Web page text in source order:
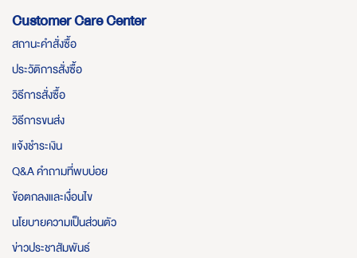
Customer Care Center
สถานะคำสั่งซื้อ
ประวัติการสั่งซื้อ
วิธีการสั่งซื้อ
วิธีการขนส่ง
แจ้งชำระเงิน
Q&A คำถามที่พบบ่อย
ข้อตกลงและเงื่อนไข
นโยบายความเป็นส่วนตัว
ข่าวประชาสัมพันธ์